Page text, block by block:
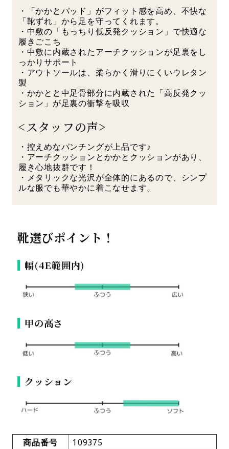
・「かかとパッド」がフィット感を高め、不快な
「靴ずれ」から足を守ってくれます。
・中敷の「もっちり低反発クッション」で快適な
履きごこち
・中敷に内蔵されたアーチクッションが足裏をし
っかりサポート
・アウトソールは、柔らかく滑りにくいウレタン
製
・かかとと中足骨部分に内蔵された「高反発クッ
ション」が足裏の衝撃を吸収
<スタッフの声>
・控えめなパンチングが上品です♪
・アーチクッションとかかとクッションがあり、
履き心地抜群です！
・メタリックな光沢が全体的にあるので、シンプ
ルな服でも華やかに着こなせます。
靴選びポイント！
幅(4E範囲内)
甲の高さ
クッション
商品番号
109375